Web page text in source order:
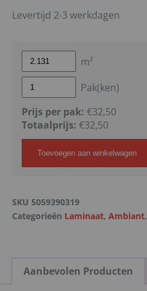
Levertijd 2-3 werkdagen
m²
Pak(ken)
Prijs per pak: €32,50
Totaalprijs: €32,50
Toevoegen aan winkelwagen
SKU 5059390319
Categorieën Laminaat, Ambiant,
Aanbevolen Producten